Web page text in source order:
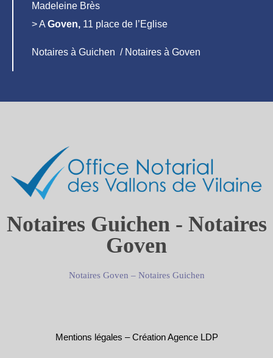
Madeleine Brès
> A Goven, 11 place de l’Eglise
Notaires à Guichen / Notaires à Goven
Notaires Guichen - Notaires
Goven
Notaires Goven – Notaires Guichen
Mentions légales –Création Agence LDP